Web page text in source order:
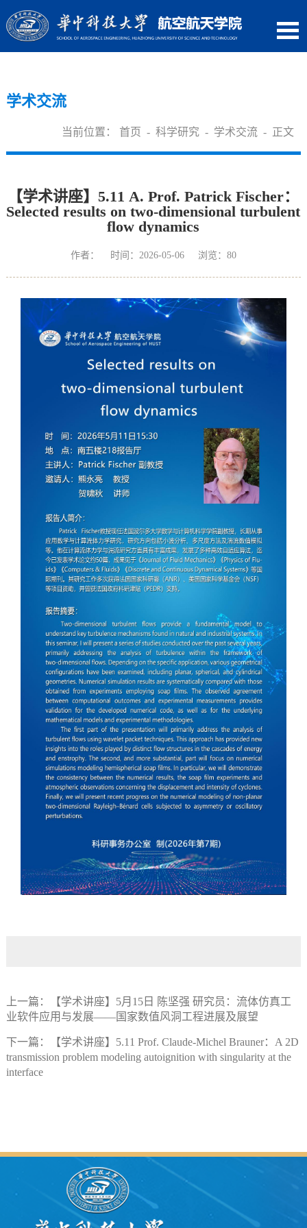
学术交流
当前位置： 首页 -科学研究 - 学术交流 - 正文
【学术讲座】5.11 A. Prof. Patrick Fischer：
Selected results on two-dimensional turbulent
flow dynamics
作者： 时间：2026-05-06 浏览： 80
上一篇：
【学术讲座】5月15日 陈坚强 研究员：流体仿真工
业软件应用与发展——国家数值风洞工程进展及展望
下一篇：
【学术讲座】5.11 Prof. Claude-Michel Brauner：A 2D
transmission problem modeling autoignition with singularity at the
interface